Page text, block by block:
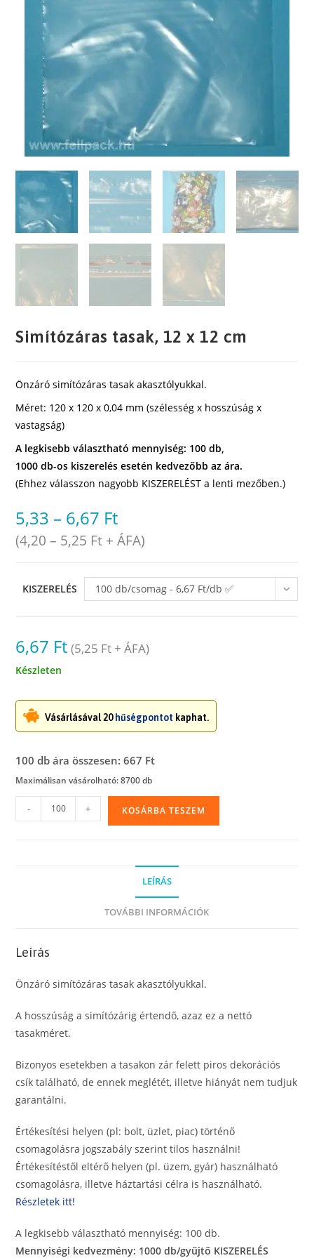
Simítózáras tasak, 12 x 12 cm
Önzáró simítózáras tasak akasztólyukkal.
Méret: 120 x 120 x 0,04 mm (szélesség x hosszúság x
vastagság)
A legkisebb választható mennyiség: 100 db,
1000 db-os kiszerelés esetén kedvezőbb az ára.
(Ehhez válasszon nagyobb KISZERELÉST a lenti mezőben.)
5,33 – 6,67 Ft
(4,20– 5,25 Ft + ÁFA)
KISZERELÉS
100 db/csomag - 6,67 Ft/db ✅
6,67 Ft (5,25 Ft + ÁFA)
Készleten
Vásárlásával 20hűségpontot kaphat.
100 db ára összesen: 667 Ft
Maximálisan vásárolható: 8700 db
Simítózáras
tasak,
- + KOSÁRBA TESZEM
LEÍRÁS
TOVÁBBI INFORMÁCIÓK
Leírás
Önzáró simítózáras tasak akasztólyukkal.
A hosszúság a simítózárig értendő, azaz ez a nettó
tasakméret.
Bizonyos esetekben a tasakon zár felett piros dekorációs
csík található, de ennek meglétét, illetve hiányát nem tudjuk
garantálni.
Értékesítési helyen (pl: bolt, üzlet, piac) történő
csomagolásra jogszabály szerint tilos használni!
Értékesítéstől eltérő helyen (pl. üzem, gyár) használható
csomagolásra, illetve háztartási célra is használható.
Részletek itt!
A legkisebb választható mennyiség: 100 db.
Mennyiségi kedvezmény: 1000 db/gyűjtő KISZERELÉS